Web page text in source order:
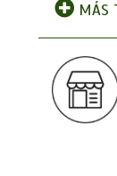
MÁS